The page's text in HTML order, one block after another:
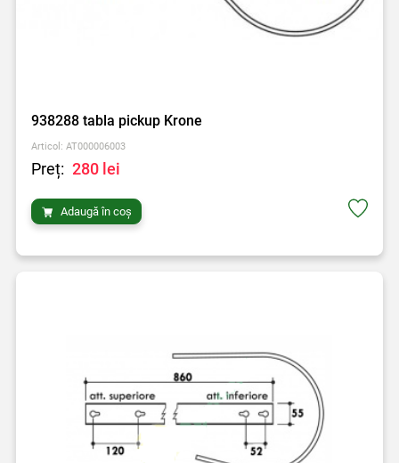
938288 tabla pickup Krone
Articol: AT000006003
Preț: 280 lei
Adaugă în coș